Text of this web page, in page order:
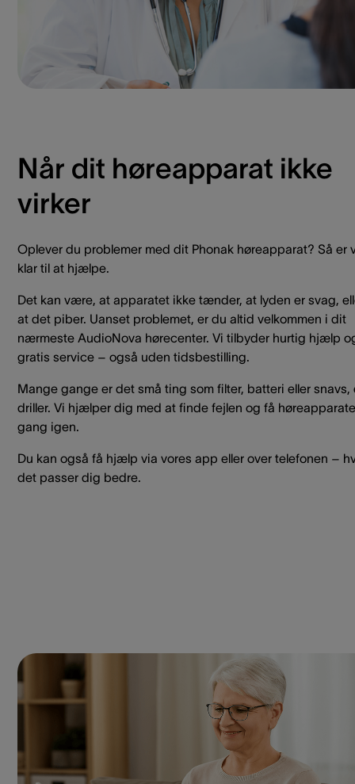
Når dit høreapparat ikke
virker
Oplever du problemer med dit Phonak høreapparat? Så er
klar til at hjælpe.
Det kan være, at apparatet ikke tænder, at lyden er svag,
at det piber. Uanset problemet, er du altid velkommen i dit
nærmeste AudioNova hørecenter. Vi tilbyder hurtig hjælp
gratis service – også uden tidsbestilling.
Mange gange er det små ting som filter, batteri eller snavs,
driller. Vi hjælper dig med at finde fejlen og få
gang igen.
Du kan også få hjælp via vores app eller over telefonen –
det passer dig bedre.